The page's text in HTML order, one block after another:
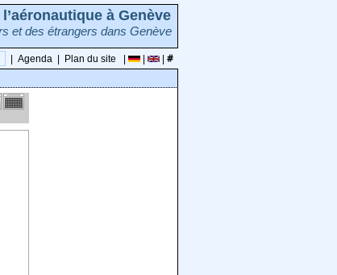
à Genève
et des étrangers dans Genève
Agenda Plan du site